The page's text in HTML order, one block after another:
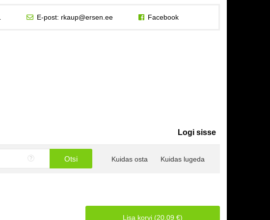
E-post: rkaup@ersen.ee Facebook
Logi sisse
Kuidas osta Kuidas lugeda
Lisa korvi (20.09 €)